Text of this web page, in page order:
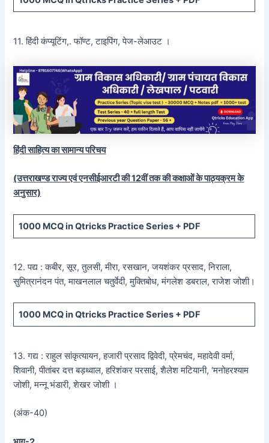
11. हिंदी कंप्यूटिंग,. फॉण्ट, टाइपिंग, पेज-लेआउट ।
हिंदी साहित्य का सामान्य परिचय
(उत्तराखण्ड राज्य एवं एनसीईआरटी की 12वीं तक की कक्षाओं के पाठ्यक्रम के
अनुसार)
1000 MCQin Qtricks Practice Series + PDF
12. पद्य : कबीर, सूर, तुलसी, मीरा, रसखान, जयशंकर प्रसाद, निराला,
सुमित्रानंदन पंत, माखनलाल चतुर्वेदी, मुक्तिबोध, मंगलेश डबराल, राजेश जोशी।
1000 MCQin Qtricks Practice Series + PDF
13. गद्य : राहुल सांकृत्यायन, हजारी प्रसाद द्विवेदी, प्रेमचंद, महादेवी वर्मा,
शिवानी, पीतांबर दत्त बड़थ्वाल, हरिशंकर परसाई, शैलेश मटियानी, ‘मनोहरश्याम
जोशी, मन्नू भंडारी, शेखर जोशी ।
(अंक-40)